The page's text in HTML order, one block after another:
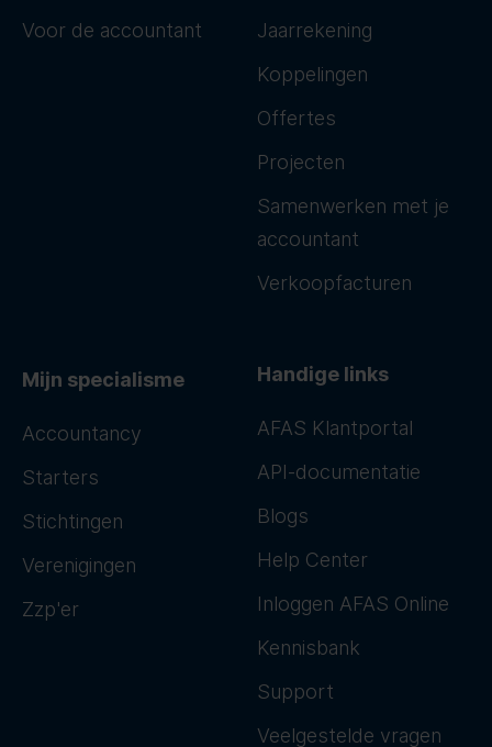
Voor de accountant
Jaarrekening
Koppelingen
Offertes
Projecten
Samenwerken met je
accountant
Verkoopfacturen
Mijn specialisme
Accountancy
Starters
Stichtingen
Verenigingen
Zzp'er
Handige links
AFAS Klantportal
API-documentatie
Blogs
Help Center
Inloggen AFAS Online
Kennisbank
Support
Veelgestelde vragen